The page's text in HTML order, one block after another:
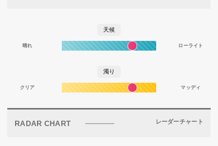
天候
晴れ ローライト
濁り
クリア マッディ
RADAR CHART レーダーチャート